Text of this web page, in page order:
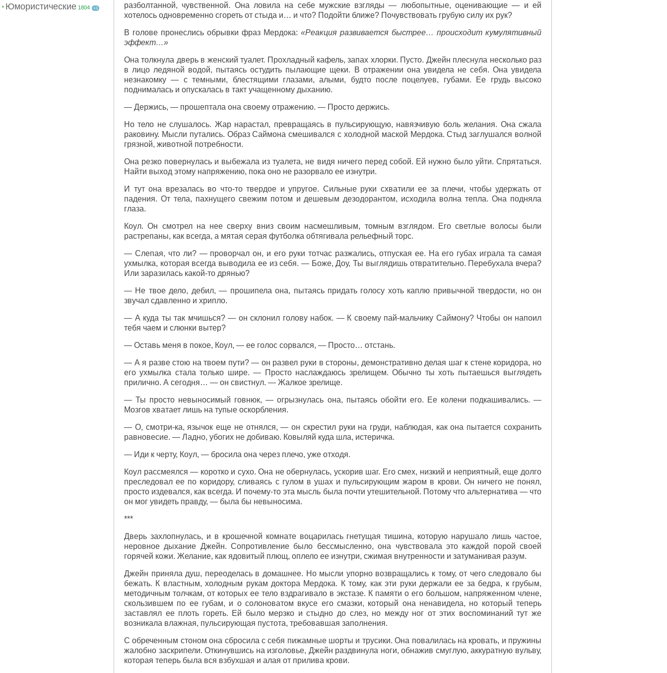
Юмористические 1804 +1
разболтанной, чувственной. Она ловила на себе мужские взгляды — любопытные, оценивающие — и ей
хотелось одновременно сгореть от стыда и… и что? Подойти ближе? Почувствовать грубую силу их рук?
В голове пронеслись обрывки фраз Мердока: «Реакция развивается быстрее… происходит кумулятивный
эффект…»
Она толкнула дверь в женский туалет. Прохладный кафель, запах хлорки. Пусто. Джейн плеснула несколько раз
в лицо ледяной водой, пытаясь остудить пылающие щеки. В отражении она увидела не себя. Она увидела
незнакомку — с темными, блестящими глазами, алыми, будто после поцелуев, губами. Ее грудь высоко
поднималась и опускалась в такт учащенному дыханию.
— Держись, — прошептала она своему отражению. — Просто держись.
Но тело не слушалось. Жар нарастал, превращаясь в пульсирующую, навязчивую боль желания. Она сжала
раковину. Мысли путались. Образ Саймона смешивался с холодной маской Мердока. Стыд заглушался волной
грязной, животной потребности.
Она резко повернулась и выбежала из туалета, не видя ничего перед собой. Ей нужно было уйти. Спрятаться.
Найти выход этому напряжению, пока оно не разорвало ее изнутри.
И тут она врезалась во что-то твердое и упругое. Сильные руки схватили ее за плечи, чтобы удержать от
падения. От тела, пахнущего свежим потом и дешевым дезодорантом, исходила волна тепла. Она подняла
глаза.
Коул. Он смотрел на нее сверху вниз своим насмешливым, томным взглядом. Его светлые волосы были
растрепаны, как всегда, а мятая серая футболка обтягивала рельефный торс.
— Слепая, что ли? — проворчал он, и его руки тотчас разжались, отпуская ее. На его губах играла та самая
ухмылка, которая всегда выводила ее из себя. — Боже, Доу, Ты выглядишь отвратительно. Перебухала вчера?
Или заразилась какой-то дрянью?
— Не твое дело, дебил, — прошипела она, пытаясь придать голосу хоть каплю привычной твердости, но он
звучал сдавленно и хрипло.
— А куда ты так мчишься? — он склонил голову набок. — К своему пай-мальчику Саймону? Чтобы он напоил
тебя чаем и слюнки вытер?
— Оставь меня в покое, Коул, — ее голос сорвался, — Просто… отстань.
— А я разве стою на твоем пути? — он развел руки в стороны, демонстративно делая шаг к стене коридора, но
его ухмылка стала только шире. — Просто наслаждаюсь зрелищем. Обычно ты хоть пытаешься выглядеть
прилично. А сегодня… — он свистнул. — Жалкое зрелище.
— Ты просто невыносимый говнюк, — огрызнулась она, пытаясь обойти его. Ее колени подкашивались. —
Мозгов хватает лишь на тупые оскорбления.
— О, смотри-ка, язычок еще не отнялся, — он скрестил руки на груди, наблюдая, как она пытается сохранить
равновесие. — Ладно, убогих не добиваю. Ковыляй куда шла, истеричка.
— Иди к черту, Коул, — бросила она через плечо, уже отходя.
Коул рассмеялся — коротко и сухо. Она не обернулась, ускорив шаг. Его смех, низкий и неприятный, еще долго
преследовал ее по коридору, сливаясь с гулом в ушах и пульсирующим жаром в крови. Он ничего не понял,
просто издевался, как всегда. И почему-то эта мысль была почти утешительной. Потому что альтернатива — что
он мог увидеть правду, — была бы невыносима.
***
Дверь захлопнулась, и в крошечной комнате воцарилась гнетущая тишина, которую нарушало лишь частое,
неровное дыхание Джейн. Сопротивление было бессмысленно, она чувствовала это каждой порой своей
горячей кожи. Желание, как ядовитый плющ, оплело ее изнутри, сжимая внутренности и затуманивая разум.
Джейн приняла душ, переоделась в домашнее. Но мысли упорно возвращались к тому, от чего следовало бы
бежать. К властным, холодным рукам доктора Мердока. К тому, как эти руки держали ее за бедра, к грубым,
методичным толчкам, от которых ее тело вздрагивало в экстазе. К памяти о его большом, напряженном члене,
скользившем по ее губам, и о солоноватом вкусе его смазки, который она ненавидела, но который теперь
заставлял ее плоть гореть. Ей было мерзко и стыдно до слез, но между ног от этих воспоминаний тут же
возникала влажная, пульсирующая пустота, требовавшая заполнения.
С обреченным стоном она сбросила с себя пижамные шорты и трусики. Она повалилась на кровать, и пружины
жалобно заскрипели. Откинувшись на изголовье, Джейн раздвинула ноги, обнажив смуглую, аккуратную вульву,
которая теперь была вся взбухшая и алая от прилива крови.